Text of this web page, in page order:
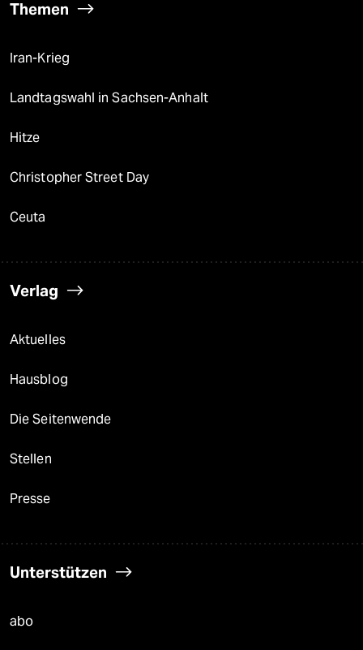
Themen
Iran-Krieg
Landtagswahl in Sachsen-Anhalt
Hitze
Christopher Street Day
Ceuta
Verlag
Aktuelles
Hausblog
Die Seitenwende
Stellen
Presse
Unterstützen
abo